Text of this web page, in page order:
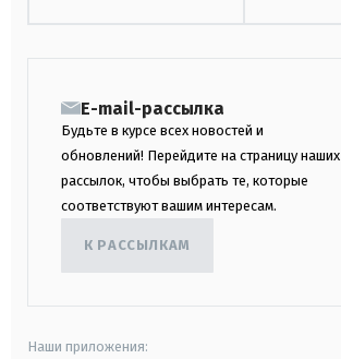
E-mail-рассылка
Будьте в курсе всех новостей и
обновлений! Перейдите на страницу наших
рассылок, чтобы выбрать те, которые
соответствуют вашим интересам.
К РАССЫЛКАМ
Наши приложения: